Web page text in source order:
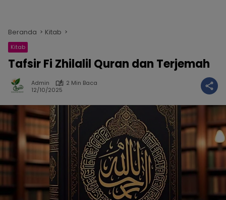
Beranda Kitab
Kitab
Tafsir Fi Zhilalil Quran dan Terjemah
Admin
2 Min Baca
12/10/2025